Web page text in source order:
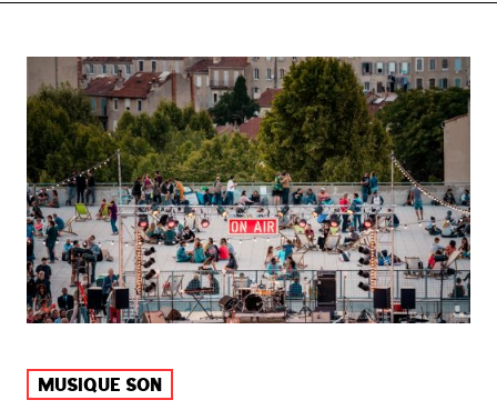
MUSIQUE SON